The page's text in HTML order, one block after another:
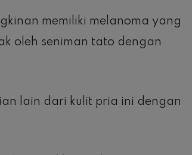
memiliki melanoma yang
oleh seniman tato dengan
lain dari kulit pria ini dengan